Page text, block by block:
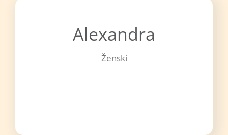
Alexandra
Ženski